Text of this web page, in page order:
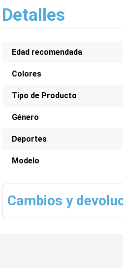
Estilo urbano
Detalles
Edad recomendada
Colores
Tipo de Producto
Género
Deportes
Modelo
Cambios y